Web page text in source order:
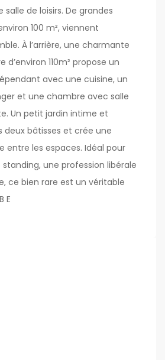
de loisirs. De grandes
100 m², viennent
À l’arrière, une charmante
110m² propose un
avec une cuisine, un
et une chambre avec salle
Un petit jardin intime et
deux bâtisses et crée une
entre les espaces. Idéal pour
une profession libérale
ce bien rare est un véritable
E